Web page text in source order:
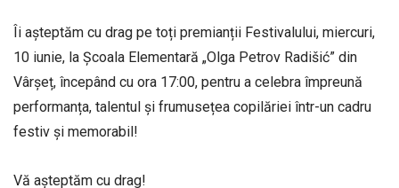
Îi așteptăm cu drag pe toți premianții Festivalului, miercuri,
10 iunie, la Școala Elementară „Olga Petrov Radišić” din
Vârșeț, începând cu ora 17:00, pentru a celebra împreună
performanța, talentul și frumusețea copilăriei într-un cadru
festiv și memorabil!
Vă așteptăm cu drag!